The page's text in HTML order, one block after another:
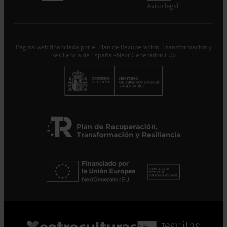
Política de Privacidad*
Aviso legal
Página web financiada por el Plan de Recuperación, Transformación y
Resiliencia de España «Next Generation EU»